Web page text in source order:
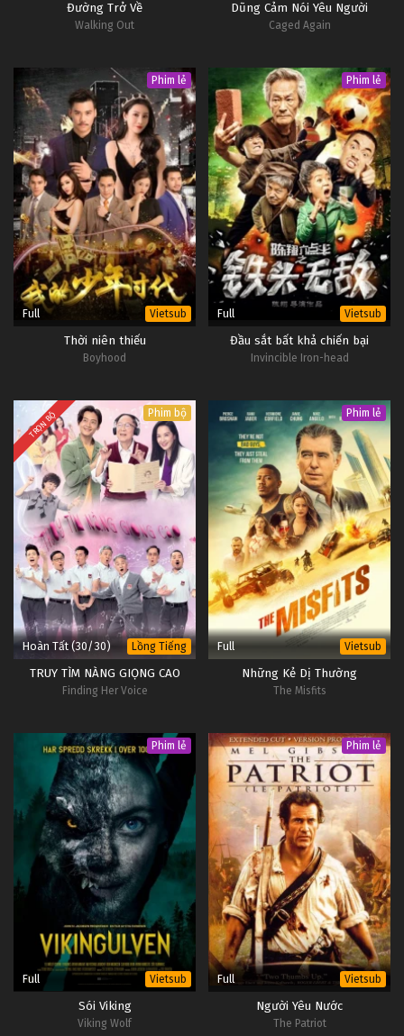
Đường Trở Về
Walking Out
Dũng Cảm Nói Yêu Người
Caged Again
Phim lẻ
Full Vietsub
Thời niên thiếu
Boyhood
Phim lẻ
Full Vietsub
Đầu sắt bất khả chiến bại
Invincible Iron-head
TRỌN BỘ Phim bộ
Hoàn Tất (30/30) Lồng Tiếng
TRUY TÌM NÀNG GIỌNG CAO
Finding Her Voice
Phim lẻ
Full Vietsub
Những Kẻ Dị Thường
The Misfits
Phim lẻ
Full Vietsub
Sói Viking
Viking Wolf
Phim lẻ
Full Vietsub
Người Yêu Nước
The Patriot